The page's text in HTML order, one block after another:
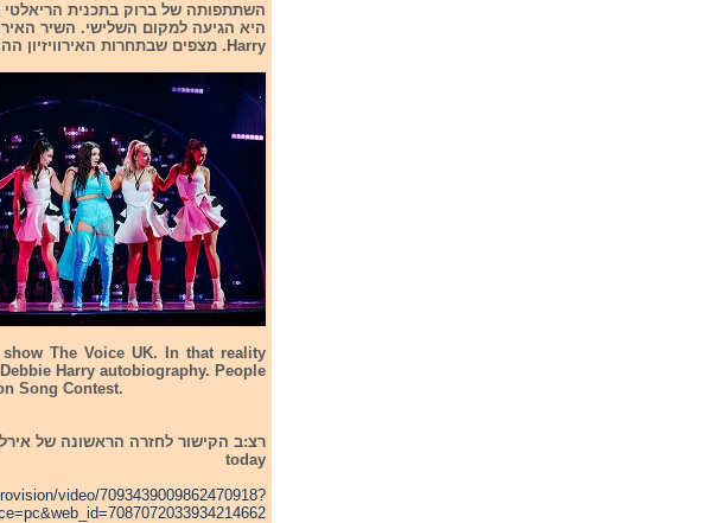
השתתפותה של ברוק בתכנית
Harry. מצפים שבתחרות האירוויזיון ההופעה שלה תהיה מרשימה.
The Voice UK. In that reality
Harry autobiography. People
Song Contest.
today
video/7093439009862470918?